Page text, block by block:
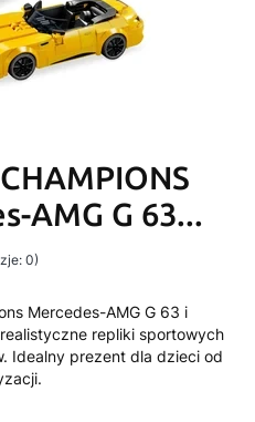
AMG G 63...
0)
Mercedes-AMG G 63 i
repliki sportowych
Idealny prezent dla dzieci od